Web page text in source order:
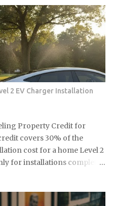
팡이 제거법 곰팡이가 있는 부분
말고 흠뻑 적셔주는 게 포인트
초가 곰팡이를 분해하기 시작해
주세요. 힘들게 박박 문지를 필
게 만들어놨으니까 가볍게 문
a harsh correction
logic. In the early
a fascinating
a sharp baseline
achieves a status akin to a
a mere glitch in the matrix
collectors and high-net-
of longevity, tactile
of digital soul. The current
re-evaluation of what
world saturated with
2 EV Charger Installation
Property Credit for
covers 30% of the
cost for a home Level 2
for installations completed
whether you capture that